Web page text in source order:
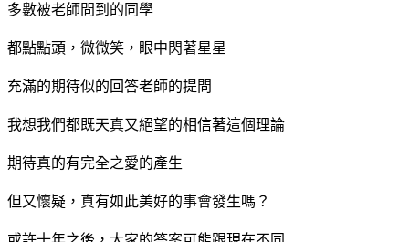
多數被老師問到的同學
都點點頭，微微笑，眼中閃著星星
充滿的期待似的回答老師的提問
我想我們都既天真又絕望的相信著這個理論
期待真的有完全之愛的產生
但又懷疑，真有如此美好的事會發生嗎？